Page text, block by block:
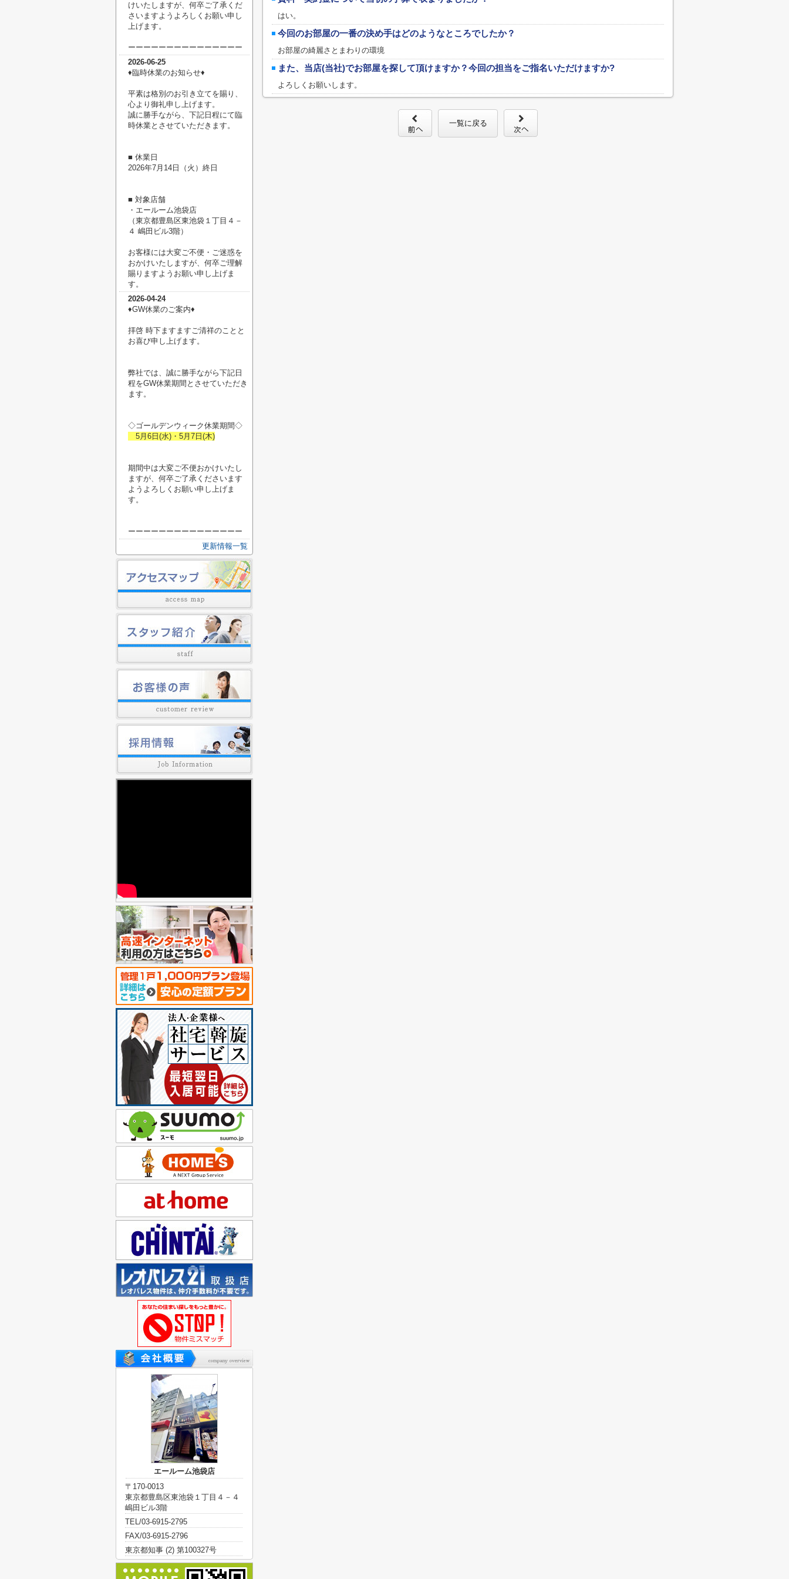
はい。
今回のお部屋の一番の決め手はどのようなところでしたか？
お部屋の綺麗さとまわりの環境
また、当店(当社)でお部屋を探して頂けますか？今回の担当をご指名いただけますか?
よろしくお願いします。
一覧に戻る
けいたしますが、何卒ご了承くだ
さいますようよろしくお願い申し
上げます。
ーーーーーーーーーーーーーーー
2026-06-25
♦臨時休業のお知らせ♦
平素は格別のお引き立てを賜り、
心より御礼申し上げます。
誠に勝手ながら、下記日程にて臨
時休業とさせていただきます。
■ 休業日
2026年7月14日（火）終日
■ 対象店舗
・エールーム池袋店
（東京都豊島区東池袋１丁目４－
４ 嶋田ビル3階）
お客様には大変ご不便・ご迷惑を
おかけいたしますが、何卒ご理解
賜りますようお願い申し上げま
す。
2026-04-24
♦︎GW休業のご案内♦︎
拝啓 時下ますますご清祥のことと
お喜び申し上げます。
弊社では、誠に勝手ながら下記日
程をGW休業期間とさせていただき
ます。
◇ゴールデンウィーク休業期間◇
5月6日(水)・5月7日(木)
期間中は大変ご不便おかけいたし
ますが、何卒ご了承くださいます
ようよろしくお願い申し上げま
す。
ーーーーーーーーーーーーーーー
更新情報一覧
エールーム池袋店
〒170-0013
東京都豊島区東池袋１丁目４－４
嶋田ビル3階
TEL/03-6915-2795
FAX/03-6915-2796
東京都知事 (2) 第100327号